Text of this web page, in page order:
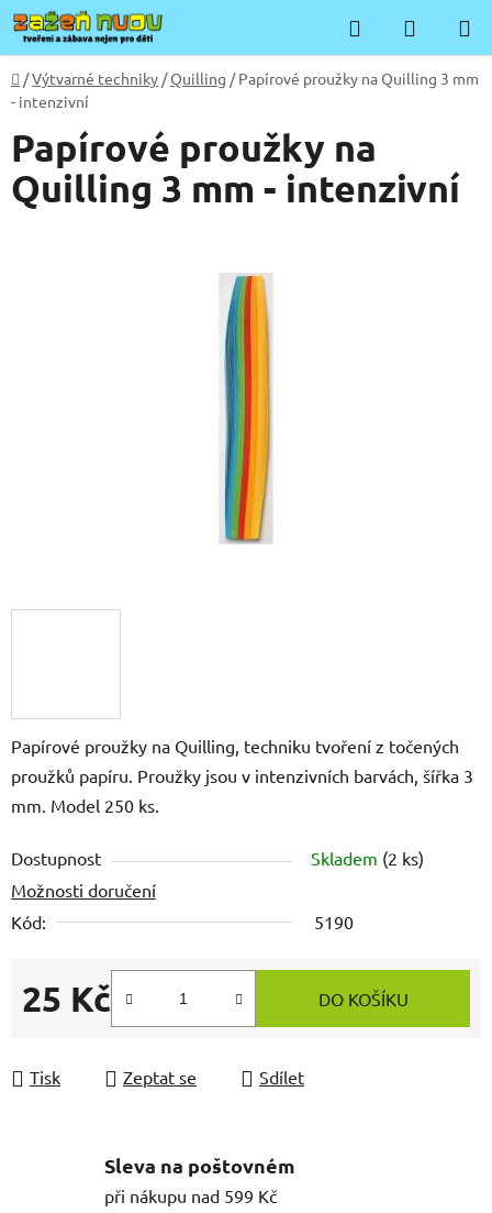
Přejít
na
obsah
Hledat
KOŠÍK
Domů
/Výtvarné techniky /Quilling / Papírové proužky na Quilling 3 mm
- intenzivní
Papírové proužky na Quilling, techniku tvoření z točených
proužků papíru. Proužky jsou v intenzivních barvách, šířka 3
mm. Model 250 ks.
Dostupnost Skladem (2 ks)
Možnosti doručení
Kód:
5190
25 Kč
Měrná cena:
DO KOŠÍKU
Tisk Zeptat se Sdílet
Papírové proužky na
Quilling 3 mm - intenzivní
Sleva na poštovném
při nákupu nad 599 Kč